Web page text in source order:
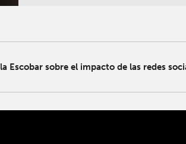
Escobar sobre el impacto de las redes